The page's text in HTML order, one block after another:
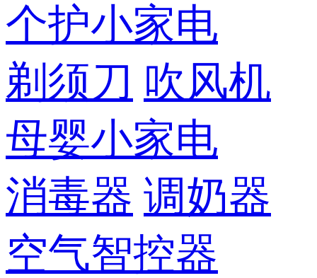
个护小家电
剃须刀 吹风机
母婴小家电
消毒器 调奶器
空气智控器